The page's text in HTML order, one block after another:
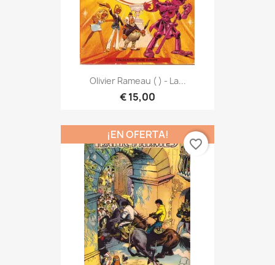
Olivier Rameau ( ) - La...
€ 15,00
¡EN OFERTA!
favorite_border